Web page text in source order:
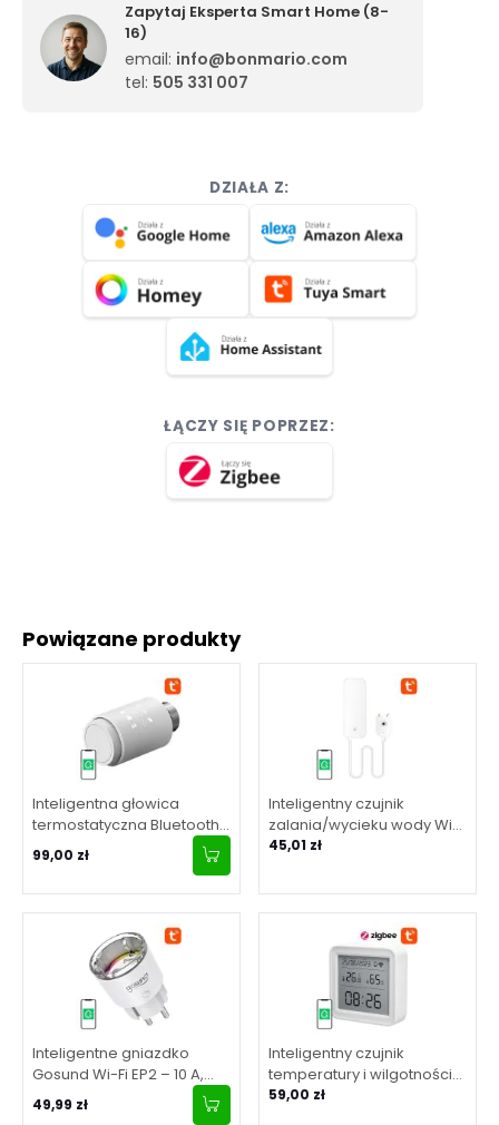
DZIAŁA Z:
ŁĄCZY SIĘ POPRZEZ:
Powiązane produkty
Inteligentna głowica
termostatyczna Bluetooth
Gosund STR1 TUYA
99,00 zł
Inteligentny czujnik
zalania/wycieku wody WiFi
Gosund S5 Tuya
45,01 zł
Inteligentne gniazdko
Gosund Wi-Fi EP2 – 10 A,
Tuya
49,99 zł
Inteligentny czujnik
temperatury i wilgotności
Zigbee Gosund ST17 LCD
59,00 zł
Zapytaj Eksperta Smart Home (8-
16)
email: info@bonmario.com
tel: 505 331 007